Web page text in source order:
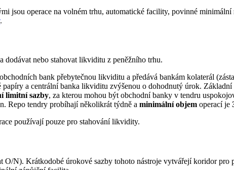
jsou operace na volném trhu, automatické facility, povinné
.
nebo stahovat likviditu z peněžního trhu.
bank přebytečnou likviditu a předává bankám kolaterál
a centrální banka likviditu zvýšenou o dohodnutý úrok.
limitní sazby, za kterou mohou být obchodní banky v tendru
Repo tendry probíhají několikrát týdně a minimální objem operací je
používají pouze pro stahování likvidity.
N). Krátkodobé úrokové sazby tohoto nástroje vytvářejí koridor pro